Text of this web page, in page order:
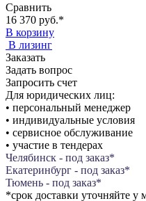
Сравнить
16 370 руб.*
В корзину
В лизинг
Заказать
Задать вопрос
Запросить счет
Для юридических лиц:
• персональный менеджер
• индивидуальные условия
• сервисное обслуживание
• участие в тендерах
Челябинск - под заказ*
Екатеринбург - под заказ*
Тюмень - под заказ*
*срок доставки уточняйте у